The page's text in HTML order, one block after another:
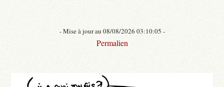
- Mise à jour au 08/08/2026 03:10:05 -
Permalien